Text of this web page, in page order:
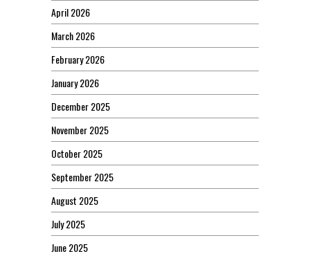
April 2026
March 2026
February 2026
January 2026
December 2025
November 2025
October 2025
September 2025
August 2025
July 2025
June 2025